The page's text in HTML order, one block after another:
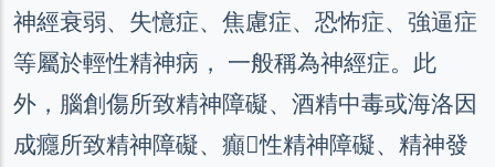
神經衰弱、失憶症、焦慮症、恐怖症、強逼症
等屬於輕性精神病， 一般稱為神經症。此
外，腦創傷所致精神障礙、酒精中毒或海洛因
成癮所致精神障礙、癲性精神障礙、精神發